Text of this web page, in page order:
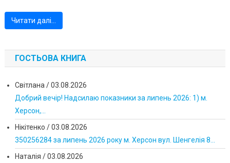
Читати далі…
ГОСТЬОВА КНИГА
Світлана /03.08.2026
Добрий вечір! Надсилаю показники за липень 2026: 1) м.
Херсон,...
Нікітенко /03.08.2026
350256284 за липень 2026 року м. Херсон вул. Шенгелія 8...
Наталія /03.08.2026